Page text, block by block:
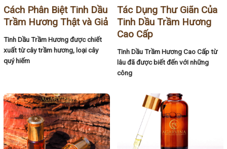
Cách Phân Biệt Tinh Dầu
Trầm Hương Thật và Giả
Tinh Dầu Trầm Hương được chiết
xuất từ cây trầm hương, loại cây
quý hiếm
Tác Dụng Thư Giãn Của
Tinh Dầu Trầm Hương
Cao Cấp
Tinh Dầu Trầm Hương Cao Cấp từ
lâu đã được biết đến với những
công